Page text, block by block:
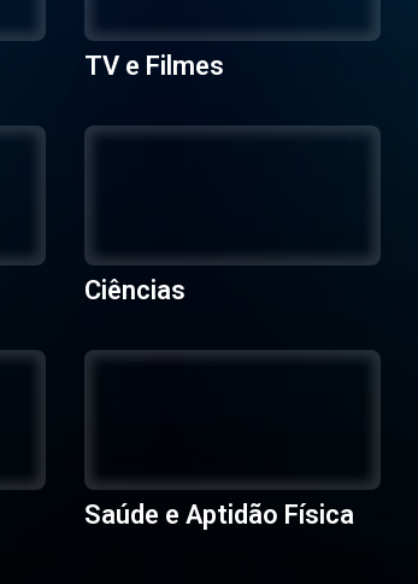
TV e Filmes
Ciências
Saúde e Aptidão Física